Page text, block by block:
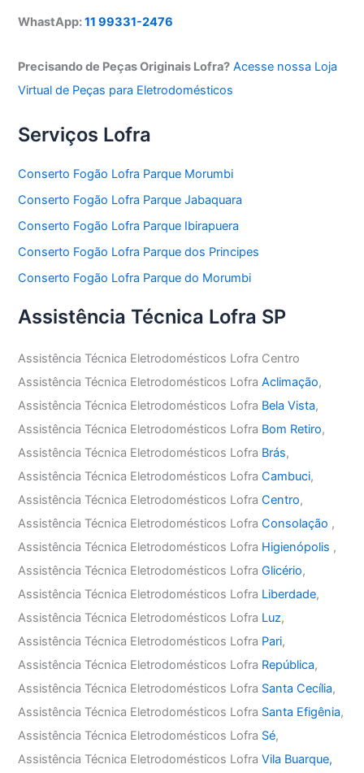
WhastApp:11 99331-2476
Precisando de Peças Originais Lofra? Acesse nossa Loja
Virtual de Peças para Eletrodomésticos
Serviços Lofra
Conserto Fogão Lofra Parque Morumbi
Conserto Fogão Lofra Parque Jabaquara
Conserto Fogão Lofra Parque Ibirapuera
Conserto Fogão Lofra Parque dos Principes
Conserto Fogão Lofra Parque do Morumbi
Assistência Técnica Lofra SP
Assistência Técnica Eletrodomésticos Lofra Centro
Assistência Técnica Eletrodomésticos LofraAclimação,
Assistência Técnica Eletrodomésticos Lofra Bela Vista,
Assistência Técnica Eletrodomésticos Lofra Bom Retiro,
Assistência Técnica Eletrodomésticos Lofra Brás,
Assistência Técnica Eletrodomésticos LofraCambuci,
Assistência Técnica Eletrodomésticos LofraCentro,
Assistência Técnica Eletrodomésticos LofraConsolação ,
Assistência Técnica Eletrodomésticos Lofra Higienópolis ,
Assistência Técnica Eletrodomésticos LofraGlicério,
Assistência Técnica Eletrodomésticos Lofra Liberdade,
Assistência Técnica Eletrodomésticos Lofra Luz,
Assistência Técnica Eletrodomésticos Lofra Pari,
Assistência Técnica Eletrodomésticos Lofra República,
Assistência Técnica Eletrodomésticos Lofra Santa Cecília,
Assistência Técnica Eletrodomésticos Lofra Santa Efigênia,
Assistência Técnica Eletrodomésticos Lofra Sé,
Assistência Técnica Eletrodomésticos LofraVila Buarque,